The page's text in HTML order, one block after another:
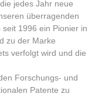
jedes Jahr neue
überragenden
1996 ein Pionier in
zu der Marke
verfolgt wird und die
Forschungs- und
Patente zu